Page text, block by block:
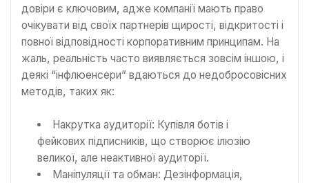
довіри є ключовим, адже компанії мають право
очікувати від своїх партнерів щирості, відкритості і
повної відповідності корпоративним принципам. На
жаль, реальність часто виявляється зовсім іншою, і
деякі “інфлюенсери” вдаються до недобросовісних
методів, таких як:
Накрутка аудиторії: Купівля ботів і
фейкових підписників, що створює ілюзію
великої, але неактивної аудиторії.
Маніпуляції та обман: Дезінформація,